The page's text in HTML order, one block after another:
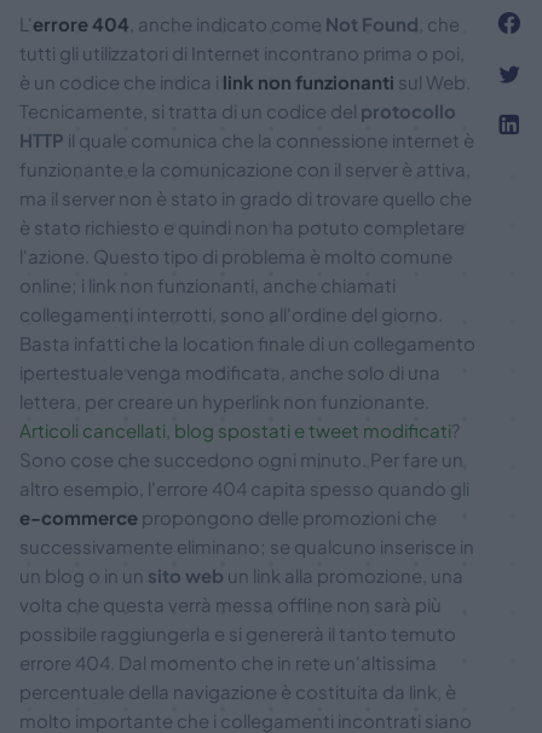
L'errore 404 , anche indicato come Not Found , che
tutti gli utilizzatori di Internet incontrano prima o poi,
è un codice che indica i link non funzionanti sul Web.
Tecnicamente, si tratta di un codice del protocollo
HTTP il quale comunica che la connessione internet è
funzionante e la comunicazione con il server è attiva,
ma il server non è stato in grado di trovare quello che
è stato richiesto e quindi non ha potuto completare
l'azione. Questo tipo di problema è molto comune
online; i link non funzionanti, anche chiamati
collegamenti interrotti, sono all'ordine del giorno.
Basta infatti che la location finale di un collegamento
ipertestuale venga modificata, anche solo di una
lettera, per creare un hyperlink non funzionante.
Articoli cancellati, blog spostati e tweet modificati?
Sono cose che succedono ogni minuto. Per fare un
altro esempio, l'errore 404 capita spesso quando gli
e-commerce propongono delle promozioni che
successivamente eliminano; se qualcuno inserisce in
un blog o in un sito web un link alla promozione, una
volta che questa verrà messa offline non sarà più
possibile raggiungerla e si genererà il tanto temuto
errore 404. Dal momento che in rete un'altissima
percentuale della navigazione è costituita da link, è
molto importante che i collegamenti incontrati siano